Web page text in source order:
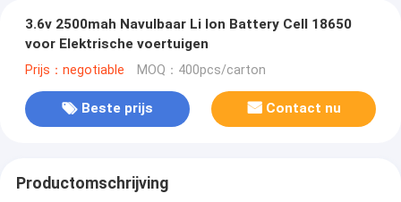
3.6v 2500mah Navulbaar Li Ion Battery Cell 18650
voor Elektrische voertuigen
Prijs：negotiable MOQ：400pcs/carton
Beste prijs Contact nu
Productomschrijving